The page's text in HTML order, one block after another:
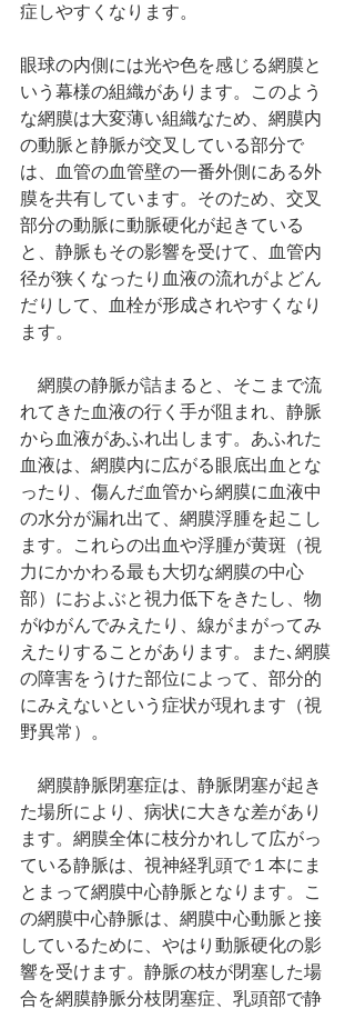
症しやすくなります。
眼球の内側には光や色を感じる網膜と
いう幕様の組織があります。このよう
な網膜は大変薄い組織なため、網膜内
の動脈と静脈が交叉している部分で
は、血管の血管壁の一番外側にある外
膜を共有しています。そのため、交叉
部分の動脈に動脈硬化が起きている
と、静脈もその影響を受けて、血管内
径が狭くなったり血液の流れがよどん
だりして、血栓が形成されやすくなり
ます。
網膜の静脈が詰まると、そこまで流
れてきた血液の行く手が阻まれ、静脈
から血液があふれ出します。あふれた
血液は、網膜内に広がる眼底出血とな
ったり、傷んだ血管から網膜に血液中
の水分が漏れ出て、網膜浮腫を起こし
ます。これらの出血や浮腫が黄斑（視
力にかかわる最も大切な網膜の中心
部）におよぶと視力低下をきたし、物
がゆがんでみえたり、線がまがってみ
えたりすることがあります。また､網膜
の障害をうけた部位によって、部分的
にみえないという症状が現れます（視
野異常）。
網膜静脈閉塞症は、静脈閉塞が起き
た場所により、病状に大きな差があり
ます。網膜全体に枝分かれして広がっ
ている静脈は、視神経乳頭で１本にま
とまって網膜中心静脈となります。こ
の網膜中心静脈は、網膜中心動脈と接
しているために、やはり動脈硬化の影
響を受けます。静脈の枝が閉塞した場
合を網膜静脈分枝閉塞症、乳頭部で静